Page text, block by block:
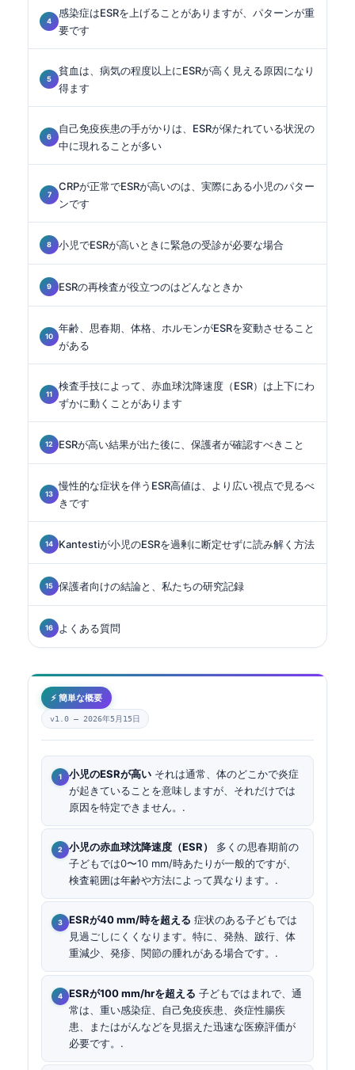
感染症はESRを上げることがありますが、パターンが重
要です
貧血は、病気の程度以上にESRが高く見える原因になり
得ます
自己免疫疾患の手がかりは、ESRが保たれている状況の
中に現れることが多い
CRPが正常でESRが高いのは、実際にある小児のパター
ンです
小児でESRが高いときに緊急の受診が必要な場合
ESRの再検査が役立つのはどんなときか
年齢、思春期、体格、ホルモンがESRを変動させること
がある
検査手技によって、赤血球沈降速度（ESR）は上下にわ
ずかに動くことがあります
ESRが高い結果が出た後に、保護者が確認すべきこと
慢性的な症状を伴うESR高値は、より広い視点で見るべ
きです
Kantestiが小児のESRを過剰に断定せずに読み解く方法
保護者向けの結論と、私たちの研究記録
よくある質問
⚡ 簡単な概要
v1.0 — 2026年5月15日
小児のESRが高い それは通常、体のどこかで炎症
が起きていることを意味しますが、それだけでは
原因を特定できません。.
小児の赤血球沈降速度（ESR）
多くの思春期前の
子どもでは0〜10 mm/時あたりが一般的ですが、
検査範囲は年齢や方法によって異なります。.
ESRが40 mm/時を超える 症状のある子どもでは
見過ごしにくくなります。特に、発熱、跛行、体
重減少、発疹、関節の腫れがある場合です。.
ESRが100 mm/hrを超える 子どもではまれで、通
常は、重い感染症、自己免疫疾患、炎症性腸疾
患、またはがんなどを見据えた迅速な医療評価が
必要です。.